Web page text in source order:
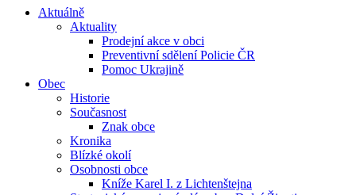
Aktuálně
Aktuality
Prodejní akce v obci
Preventivní sdělení Policie ČR
Pomoc Ukrajině
Obec
Historie
Současnost
Znak obce
Kronika
Blízké okolí
Osobnosti obce
Kníže Karel I. z Lichtenštejna